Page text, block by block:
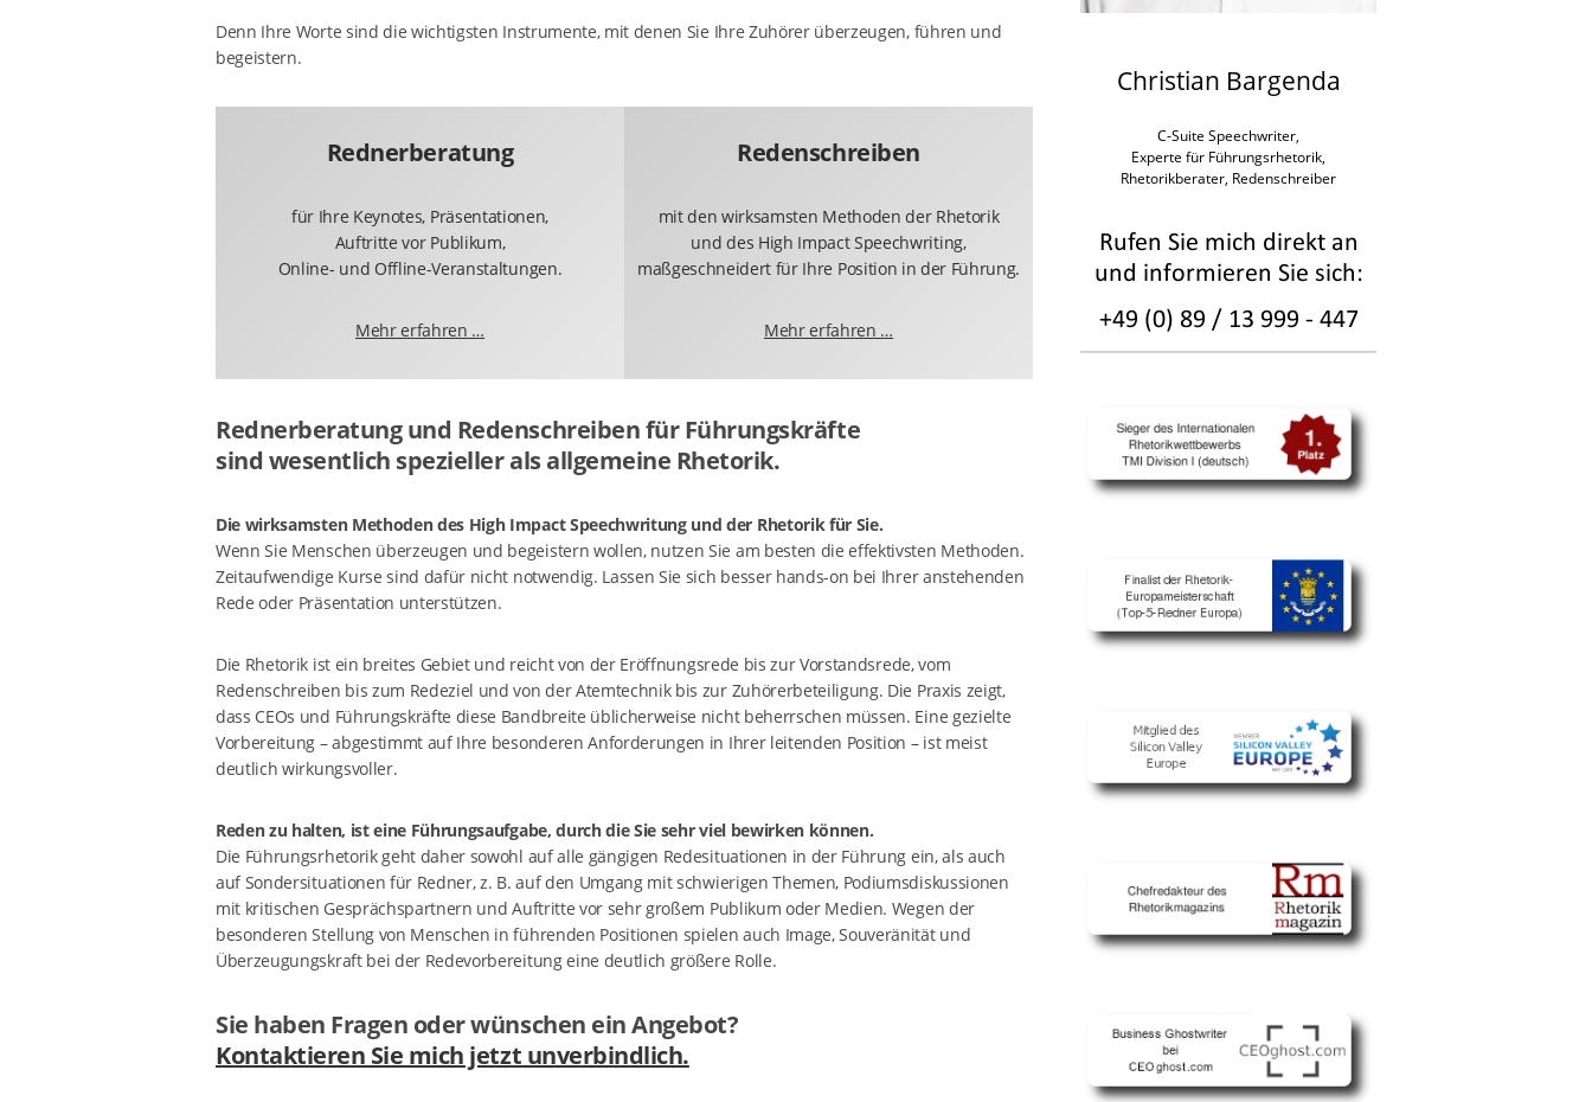
Denn Ihre Worte sind die wichtigsten Instrumente, mit denen Sie Ihre Zuhörer überzeugen, führen und
begeistern.
Rednerberatung
für Ihre Keynotes, Präsentationen,
Auftritte vor Publikum,
Online- und Offline-Veranstaltungen.
Mehr erfahren …
Redenschreiben
mit den wirksamsten Methoden der Rhetorik
und des High Impact Speechwriting,
maßgeschneidert für Ihre Position in der Führung.
Mehr erfahren …
Rednerberatung und Redenschreiben für Führungskräfte
sind wesentlich spezieller als allgemeine Rhetorik.
Die wirksamsten Methoden des High Impact Speechwritung und der Rhetorik für Sie.
Wenn Sie Menschen überzeugen und begeistern wollen, nutzen Sie am besten die effektivsten Methoden.
Zeitaufwendige Kurse sind dafür nicht notwendig. Lassen Sie sich besser hands-on bei Ihrer anstehenden
Rede oder Präsentation unterstützen.
Die Rhetorik ist ein breites Gebiet und reicht von der Eröffnungsrede bis zur Vorstandsrede, vom
Redenschreiben bis zum Redeziel und von der Atemtechnik bis zur Zuhörerbeteiligung. Die Praxis zeigt,
dass CEOs und Führungskräfte diese Bandbreite üblicherweise nicht beherrschen müssen. Eine gezielte
Vorbereitung – abgestimmt auf Ihre besonderen Anforderungen in Ihrer leitenden Position – ist meist
deutlich wirkungsvoller.
Reden zu halten, ist eine Führungsaufgabe, durch die Sie sehr viel bewirken können.
Die Führungsrhetorik geht daher sowohl auf alle gängigen Redesituationen in der Führung ein, als auch
auf Sondersituationen für Redner, z. B. auf den Umgang mit schwierigen Themen, Podiumsdiskussionen
mit kritischen Gesprächspartnern und Auftritte vor sehr großem Publikum oder Medien. Wegen der
besonderen Stellung von Menschen in führenden Positionen spielen auch Image, Souveränität und
Überzeugungskraft bei der Redevorbereitung eine deutlich größere Rolle.
Sie haben Fragen oder wünschen ein Angebot?
Kontaktieren Sie mich jetzt unverbindlich.
Christian Bargenda
C-Suite Speechwriter,
Experte für Führungsrhetorik,
Rhetorikberater, Redenschreiber